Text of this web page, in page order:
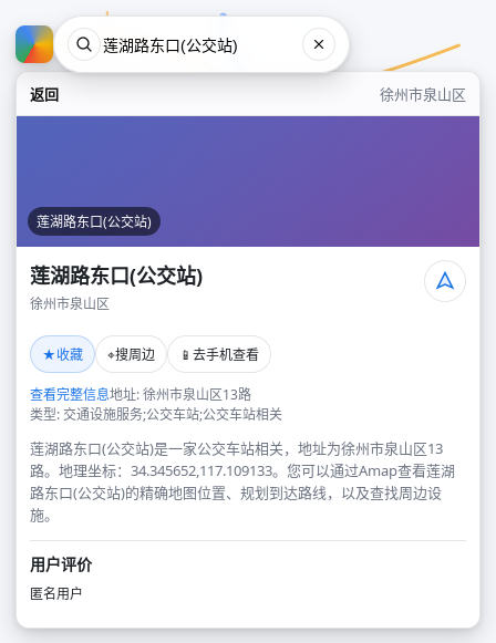
返回 徐州市泉山区
莲湖路东口(公交站)
莲湖路东口(公交站)
徐州市泉山区
★收藏 ⌖搜周边 📱 去手机查看
查看完整信息地址: 徐州市泉山区13路
类型: 交通设施服务;公交车站;公交车站相关
莲湖路东口(公交站)是一家公交车站相关，地址为徐州市泉山区13
路。地理坐标：34.345652,117.109133。您可以通过Amap查看莲湖
路东口(公交站)的精确地图位置、规划到达路线，以及查找周边设
施。
用户评价
匿名用户